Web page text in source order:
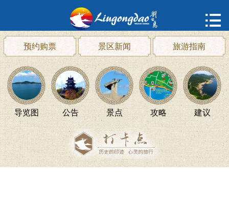
概况
动态

预约购票 景区新闻 旅游指南
导览图 公告 景点 攻略 建议